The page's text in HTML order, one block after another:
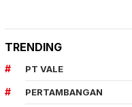
TRENDING
PT VALE
PERTAMBANGAN